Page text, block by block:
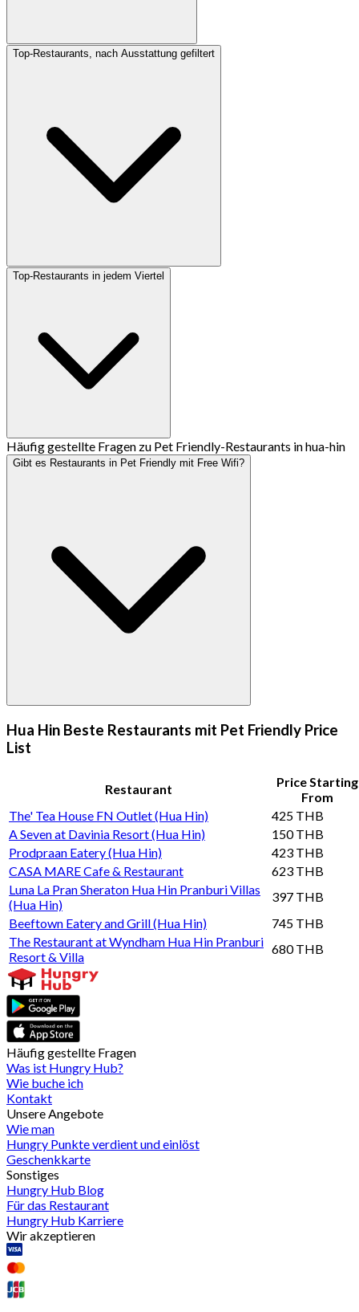
Top-Restaurants, nach Ausstattung gefiltert
Top-Restaurants in jedem Viertel
Häufig gestellte Fragen zu Pet Friendly-Restaurants in hua-hin
Gibt es Restaurants in Pet Friendly mit Free Wifi?
Hua Hin Beste Restaurants mit Pet Friendly Price
List
Restaurant
Price Starting
From
The' Tea House FN Outlet (Hua Hin)
425 THB
A Seven at Davinia Resort (Hua Hin)
150 THB
Prodpraan Eatery (Hua Hin)
423 THB
CASA MARE Cafe & Restaurant
623 THB
Luna La Pran Sheraton Hua Hin Pranburi Villas
(Hua Hin)
397 THB
Beeftown Eatery and Grill (Hua Hin)
745 THB
The Restaurant at Wyndham Hua Hin Pranburi
Resort & Villa
680 THB
Häufig gestellte Fragen
Was ist Hungry Hub?
Wie buche ich
Kontakt
Unsere Angebote
Wie man
Hungry Punkte verdient und einlöst
Geschenkkarte
Sonstiges
Hungry Hub Blog
Für das Restaurant
Hungry Hub Karriere
Wir akzeptieren